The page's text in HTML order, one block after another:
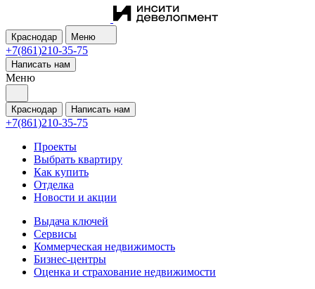
Краснодар Меню
+7(861)210-35-75
Написать нам
Меню
Краснодар Написать нам
+7(861)210-35-75
Проекты
Выбрать квартиру
Как купить
Отделка
Новости и акции
Выдача ключей
Сервисы
Коммерческая недвижимость
Бизнес-центры
Оценка и страхование недвижимости